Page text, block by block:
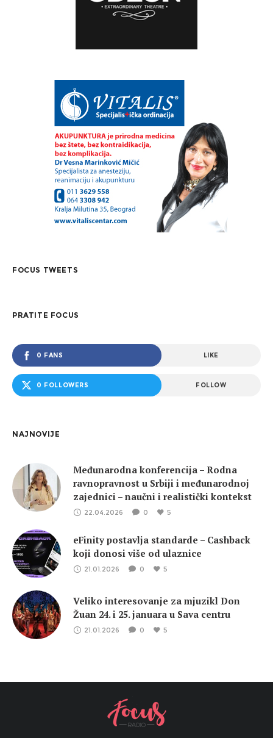
FOCUS TWEETS
PRATITE FOCUS
0 FANS LIKE
0 FOLLOWERS FOLLOW
NAJNOVIJE
Međunarodna konferencija – Rodna
ravnopravnost u Srbiji i međunarodnoj
zajednici – naučni i realistički kontekst
22.04.2026 0 5
eFinity postavlja standarde – Cashback
koji donosi više od ulaznice
21.01.2026 0 5
Veliko interesovanje za mjuzikl Don
Žuan 24. i 25. januara u Sava centru
21.01.2026 0 5